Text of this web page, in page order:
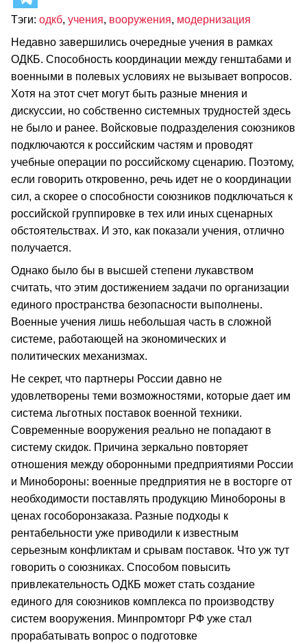
Тэги: одкб, учения, вооружения, модернизация
Недавно завершились очередные учения в рамках
ОДКБ. Способность координации между генштабами и
военными в полевых условиях не вызывает вопросов.
Хотя на этот счет могут быть разные мнения и
дискуссии, но собственно системных трудностей здесь
не было и ранее. Войсковые подразделения союзников
подключаются к российским частям и проводят
учебные операции по российскому сценарию. Поэтому,
если говорить откровенно, речь идет не о координации
сил, а скорее о способности союзников подключаться к
российской группировке в тех или иных сценарных
обстоятельствах. И это, как показали учения, отлично
получается.
Однако было бы в высшей степени лукавством
считать, что этим достижением задачи по организации
единого пространства безопасности выполнены.
Военные учения лишь небольшая часть в сложной
системе, работающей на экономических и
политических механизмах.
Не секрет, что партнеры России давно не
удовлетворены теми возможностями, которые дает им
система льготных поставок военной техники.
Современные вооружения реально не попадают в
систему скидок. Причина зеркально повторяет
отношения между оборонными предприятиями России
и Минобороны: военные предприятия не в восторге от
необходимости поставлять продукцию Минобороны в
ценах гособоронзаказа. Разные подходы к
рентабельности уже приводили к известным
серьезным конфликтам и срывам поставок. Что уж тут
говорить о союзниках. Способом повысить
привлекательность ОДКБ может стать создание
единого для союзников комплекса по производству
систем вооружения. Минпромторг РФ уже стал
прорабатывать вопрос о подготовке